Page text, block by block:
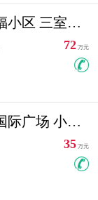
福海路超低首付 同福小区 三室住宅急售
72 万元
超低首付 富豪青年国际广场 小高层住宅急售
35 万元